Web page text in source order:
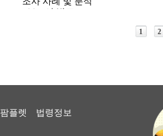
보고서 발표(1):
1 2
팜플렛
법령정보